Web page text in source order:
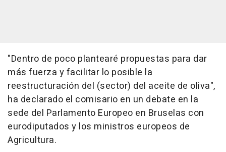
"Dentro de poco plantearé propuestas para dar
más fuerza y facilitar lo posible la
reestructuración del (sector) del aceite de oliva",
ha declarado el comisario en un debate en la
sede del Parlamento Europeo en Bruselas con
eurodiputados y los ministros europeos de
Agricultura.